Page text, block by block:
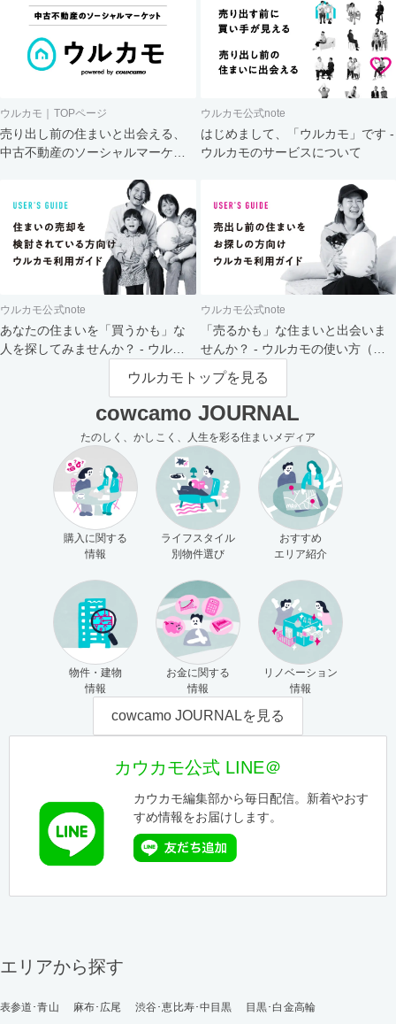
ウルカモ｜TOPページ
売り出し前の住まいと出会える、
中古不動産のソーシャルマーケッ
ウルカモ公式note
はじめまして、「ウルカモ」です -
ウルカモのサービスについて
ウルカモ公式note
あなたの住まいを「買うかも」な
人を探してみませんか？ - ウルカ
ウルカモ公式note
「売るかも」な住まいと出会いま
せんか？ - ウルカモの使い方（買
主さま向け）
ウルカモトップを見る
cowcamo JOURNAL
たのしく、かしこく、人生を彩る住まいメディア
購入に関する
情報
ライフスタイル
別物件選び
おすすめ
エリア紹介
物件・建物
情報
お金に関する
情報
リノベーション
情報
cowcamo JOURNALを見る
カウカモ公式 LINE＠
カウカモ編集部から毎日配信。新着やおす
すめ情報をお届けします。
エリアから探す
表参道･青山 麻布･広尾 渋谷･恵比寿･中目黒
目黒･白金高輪